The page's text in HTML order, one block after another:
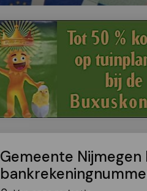
Gemeente Nijmegen